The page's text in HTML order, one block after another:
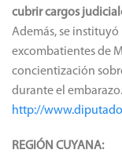
cubrir cargos
Además, se
excombatientes de
concientización
durante el embarazo.
http://
REGIÓN CUYANA: